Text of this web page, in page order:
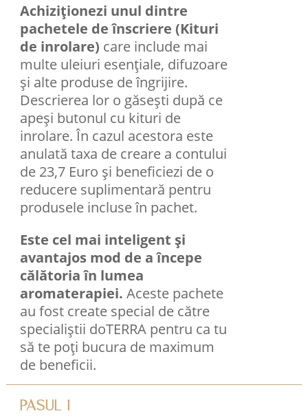
Achiziționezi unul dintre
pachetele de înscriere (Kituri
de inrolare) care include mai
multe uleiuri esenţiale, difuzoare
şi alte produse de îngrijire.
Descrierea lor o găsești după ce
apeși butonul cu kituri de
inrolare. În cazul acestora este
anulată taxa de creare a contului
de 23,7 Euro și beneficiezi de o
reducere suplimentară pentru
produsele incluse în pachet.
Este cel mai inteligent și
avantajos mod de a începe
călătoria în lumea
aromaterapiei. Aceste pachete
au fost create special de către
specialiștii doTERRA pentru ca tu
să te poți bucura de maximum
de beneficii.
PASUL 1